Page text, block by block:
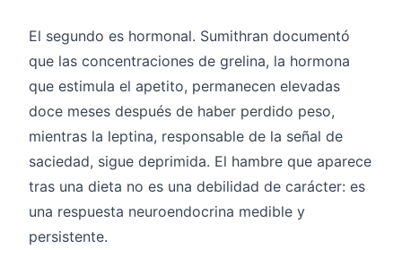
El segundo es hormonal. Sumithran documentó
que las concentraciones de grelina, la hormona
que estimula el apetito, permanecen elevadas
doce meses después de haber perdido peso,
mientras la leptina, responsable de la señal de
saciedad, sigue deprimida. El hambre que aparece
tras una dieta no es una debilidad de carácter: es
una respuesta neuroendocrina medible y
persistente.